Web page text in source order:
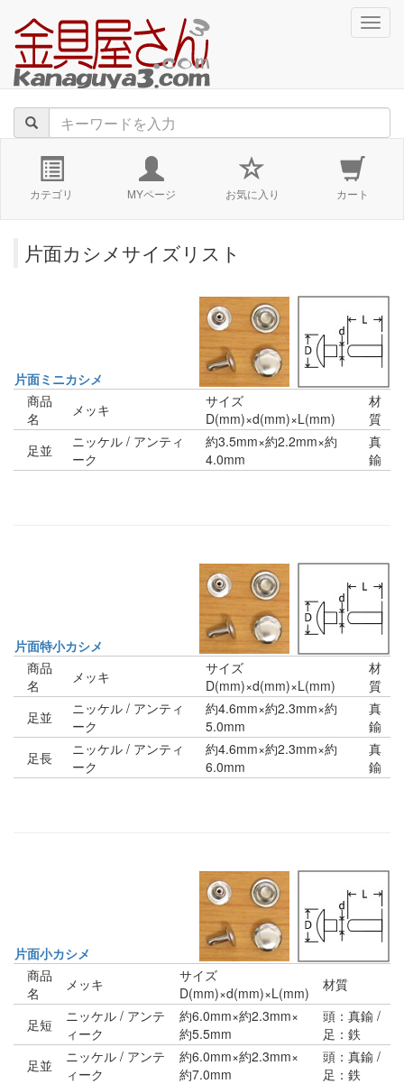
カテゴリ MYページ お気に入り カート
片面カシメサイズリスト
片面ミニカシメ
商品
名
メッキ
サイズ
D(mm)×d(mm)×L(mm)
材
質
足並
ニッケル / アンティ
ーク
約3.5mm×約2.2mm×約
4.0mm
真
鍮
片面特小カシメ
商品
名
メッキ
サイズ
D(mm)×d(mm)×L(mm)
材
質
足並
ニッケル / アンティ
ーク
約4.6mm×約2.3mm×約
5.0mm
真
鍮
足長
ニッケル / アンティ
ーク
約4.6mm×約2.3mm×約
6.0mm
真
鍮
片面小カシメ
商品
名
メッキ
サイズ
D(mm)×d(mm)×L(mm)
材質
足短
ニッケル / アンテ
ィーク
約6.0mm×約2.3mm×
約5.5mm
頭：真鍮 /
足：鉄
足並
ニッケル / アンテ
ィーク
約6.0mm×約2.3mm×
約7.0mm
頭：真鍮 /
足：鉄